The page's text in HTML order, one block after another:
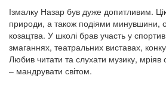
Ізмалку Назар був дуже допитливим.
природи, а також подіями минувшини,
козацтва. У школі брав участь у
змаганнях, театральних виставах,
Любив читати та слухати музику,
– мандрувати світом.